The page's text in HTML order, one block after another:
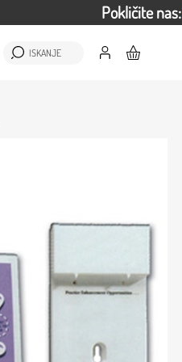
Pokličite nas:
ISKANJE